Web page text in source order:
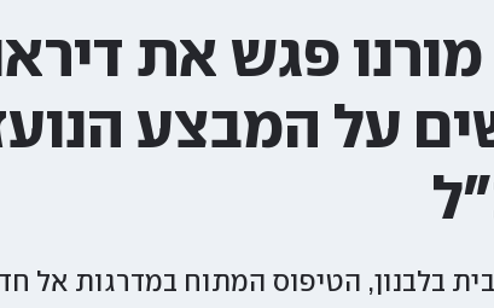
פגש את
על המבצע
בלבנון, הטיפוס המתוח במדרגות אל